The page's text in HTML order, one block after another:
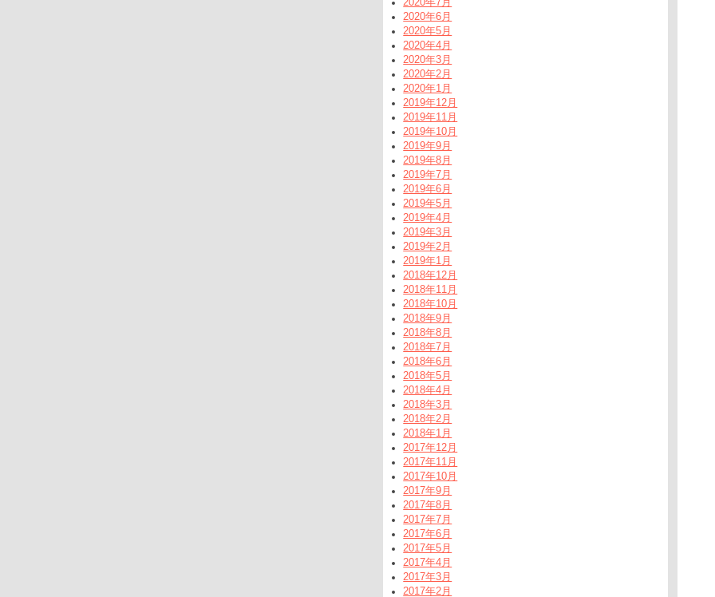
2020年6月
2020年5月
2020年4月
2020年3月
2020年2月
2020年1月
2019年12月
2019年11月
2019年10月
2019年9月
2019年8月
2019年7月
2019年6月
2019年5月
2019年4月
2019年3月
2019年2月
2019年1月
2018年12月
2018年11月
2018年10月
2018年9月
2018年8月
2018年7月
2018年6月
2018年5月
2018年4月
2018年3月
2018年2月
2018年1月
2017年12月
2017年11月
2017年10月
2017年9月
2017年8月
2017年7月
2017年6月
2017年5月
2017年4月
2017年3月
2017年2月